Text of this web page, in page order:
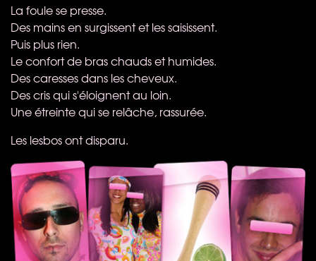
La foule se presse.
Des mains en surgissent et les saisissent.
Puis plus rien.
Le confort de bras chauds et humides.
Des caresses dans les cheveux.
Des cris qui s'éloignent au loin.
Une étreinte qui se relâche, rassurée.
Les lesbos ont disparu.